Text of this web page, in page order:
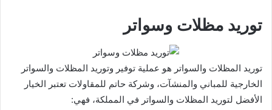
توريد مظلات وسواتر
توريد المظلات والسواتر هو عملية توفير وتوريد المظلات والسواتر
الخارجية للمباني والمنشآت، وشركة حاتم للمقاولات تعتبر الخيار
الأفضل لتوريد المظلات والسواتر في المملكة، فهي: